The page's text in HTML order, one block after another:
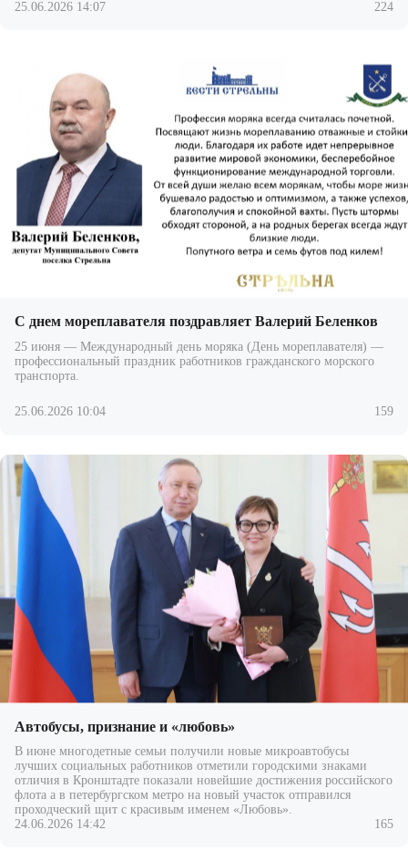
25.06.2026 14:07 224
С днем мореплавателя поздравляет Валерий Беленков
25 июня — Международный день моряка (День мореплавателя) —
профессиональный праздник работников гражданского морского
транспорта.
25.06.2026 10:04 159
Автобусы, признание и «любовь»
В июне многодетные семьи получили новые микроавтобусы
лучших социальных работников отметили городскими знаками
отличия в Кронштадте показали новейшие достижения российского
флота а в петербургском метро на новый участок отправился
проходческий щит с красивым именем «Любовь».
24.06.2026 14:42
165